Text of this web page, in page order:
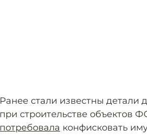
Ранее стали известны детали
при строительстве объектов
потребовала конфисковать